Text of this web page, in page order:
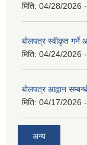
मिति: 04/28/2026
बोलपत्र स्वीकृत
मिति: 04/24/2026
बोलपत्र आह्वान
मिति: 04/17/2026
अन्य